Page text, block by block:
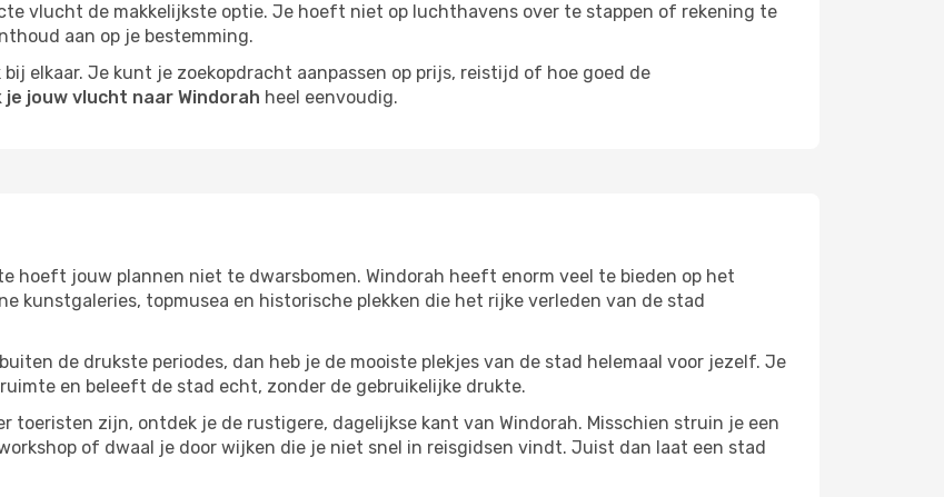
vlucht de makkelijkste optie. Je hoeft niet op luchthavens over te stappen of rekening te
aan op je bestemming.
elkaar. Je kunt je zoekopdracht aanpassen op prijs, reistijd of hoe goed de
je jouw vlucht naar Windorah heel eenvoudig.
hoeft jouw plannen niet te dwarsbomen. Windorah heeft enorm veel te bieden op het
kunstgaleries, topmusea en historische plekken die het rijke verleden van de stad
de drukste periodes, dan heb je de mooiste plekjes van de stad helemaal voor jezelf. Je
en beleeft de stad echt, zonder de gebruikelijke drukte.
toeristen zijn, ontdek je de rustigere, dagelijkse kant van Windorah. Misschien struin je een
of dwaal je door wijken die je niet snel in reisgidsen vindt. Juist dan laat een stad